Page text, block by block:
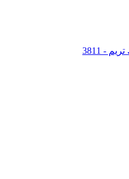
- 3811